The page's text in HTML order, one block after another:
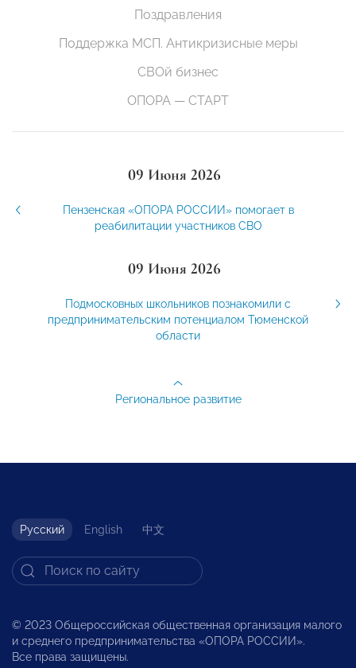
Поздравления
Поддержка МСП. Антикризисные меры
СВОй бизнес
ОПОРА — СТАРТ
09 Июня 2026
Пензенская «ОПОРА РОССИИ» помогает в
реабилитации участников СВО
09 Июня 2026
Подмосковных школьников познакомили с
предпринимательским потенциалом Тюменской
области
Региональное развитие
Русский English 中文
© 2023 Общероссийская общественная организация малого
и среднего предпринимательства «ОПОРА РОССИИ».
Все права защищены.